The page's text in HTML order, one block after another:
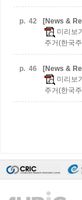
p. 42
[News &
미리보기
주거(한국
p. 46
[News &
미리보기
주거(한국